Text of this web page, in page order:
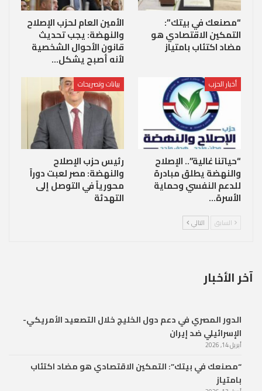
“مصنعك في بيتك”:
التمكين الاقتصادي هو
مضاد اكتئاب بامتياز
الأمين العام لحزب الإصلاح
والنهضة: يجب تحديث
قانون الأحوال الشخصية
لأنه أصبح يشكل…
أخبار الحزب
“حياتنا غالية”.. الإصلاح
والنهضة يطلق مبادرة
للدعم النفسي وحماية
الأسرة…
بيانات وتصريحات
رئيس حزب الإصلاح
والنهضة: مصر لعبت دوراً
محورياً في التوصل إلى
التهدئة
السابق التالي
آخر الأخبار
الدور المصري في دعم دول الخليج خلال التصعيد الأمريكي-
الإسرائيلي ضد إيران
أبريل 14, 2026
“مصنعك في بيتك”: التمكين الاقتصادي هو مضاد اكتئاب
بامتياز